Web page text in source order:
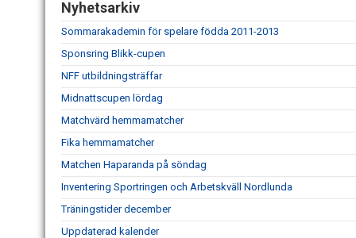
Nyhetsarkiv
Sommarakademin för spelare födda 2011-2013
Sponsring Blikk-cupen
NFF utbildningsträffar
Midnattscupen lördag
Matchvärd hemmamatcher
Fika hemmamatcher
Matchen Haparanda på söndag
Inventering Sportringen och Arbetskväll Nordlunda
Träningstider december
Uppdaterad kalender